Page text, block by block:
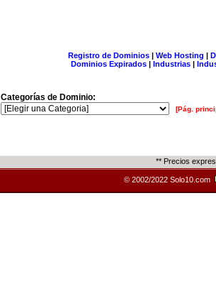
Registro de Dominios| Web Hosting |
Dominios Expirados | Industrias |
Categorías de Dominio:
[Pág.
** Precios
© 2002/2022 Solo10.com